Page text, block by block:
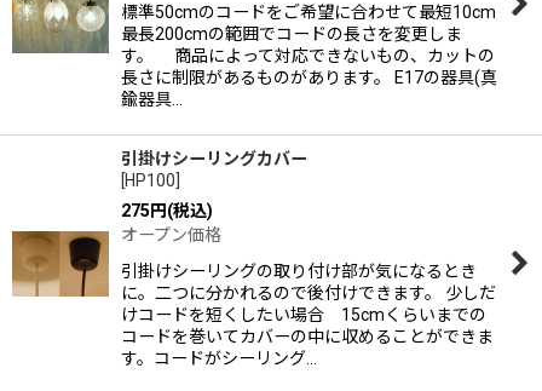
標準50cmのコードをご希望に合わせて最短10cm
最長200cmの範囲でコードの長さを変更しま
す。 商品によって対応できないもの、カットの
長さに制限があるものがあります。 E17の器具(真
鍮器具…
引掛けシーリングカバー
[HP100
275円(税込)
オープン価格
引掛けシーリングの取り付け部が気になるとき
に。二つに分かれるので後付けできます。 少しだ
けコードを短くしたい場合 15cmくらいまでの
コードを巻いてカバーの中に収めることができま
す。コードがシーリング…